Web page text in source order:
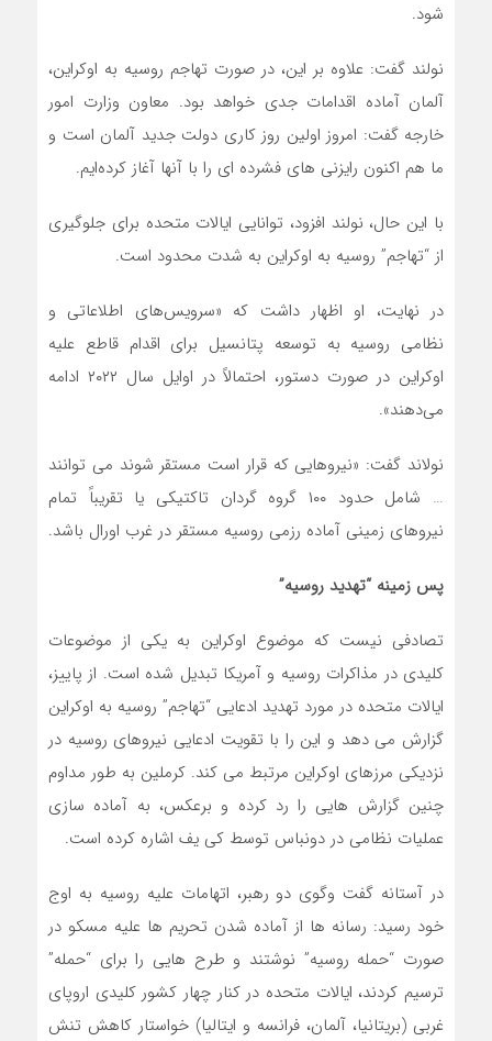
شود.
نولند گفت: علاوه بر این، در صورت تهاجم روسیه به اوکراین،
آلمان آماده اقدامات جدی خواهد بود. معاون وزارت امور
خارجه گفت: امروز اولین روز کاری دولت جدید آلمان است و
ما هم اکنون رایزنی های فشرده ای را با آنها آغاز کرده‌ایم.
با این حال، نولند افزود، توانایی ایالات متحده برای جلوگیری
از “تهاجم” روسیه به اوکراین به شدت محدود است.
در نهایت، او اظهار داشت که «سرویس‌های اطلاعاتی و
نظامی روسیه به توسعه پتانسیل برای اقدام قاطع علیه
اوکراین در صورت دستور، احتمالاً در اوایل سال ۲۰۲۲ ادامه
می‌دهند».
نولاند گفت: «نیروهایی که قرار است مستقر شوند می توانند
… شامل حدود ۱۰۰ گروه گردان تاکتیکی یا تقریباً تمام
نیروهای زمینی آماده رزمی روسیه مستقر در غرب اورال باشد.
پس زمینه “تهدید روسیه”
تصادفی نیست که موضوع اوکراین به یکی از موضوعات
کلیدی در مذاکرات روسیه و آمریکا تبدیل شده است. از پاییز،
ایالات متحده در مورد تهدید ادعایی “تهاجم” روسیه به اوکراین
گزارش می دهد و این را با تقویت ادعایی نیروهای روسیه در
نزدیکی مرزهای اوکراین مرتبط می کند. کرملین به طور مداوم
چنین گزارش هایی را رد کرده و برعکس، به آماده سازی
عملیات نظامی در دونباس توسط کی یف اشاره کرده است.
در آستانه گفت وگوی دو رهبر، اتهامات علیه روسیه به اوج
خود رسید: رسانه ها از آماده شدن تحریم ها علیه مسکو در
صورت “حمله روسیه” نوشتند و طرح هایی را برای “حمله”
ترسیم کردند، ایالات متحده در کنار چهار کشور کلیدی اروپای
غربی (بریتانیا، آلمان، فرانسه و ایتالیا) خواستار کاهش تنش